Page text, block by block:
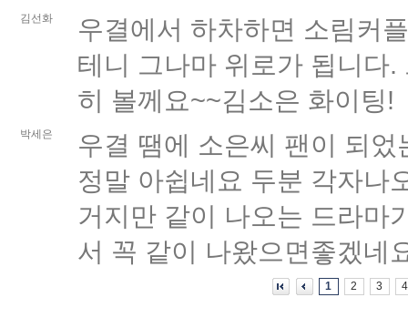
김선화
우결에서 하차하면 소림커
테니 그나마 위로가 됩니다
히 볼께요~~김소은 화이팅!
박세은
우결 땜에 소은씨 팬이 되
정말 아쉽네요 두분 각자나
거지만 같이 나오는 드라마
서 꼭 같이 나왔으면좋겠네
1 2 3 4